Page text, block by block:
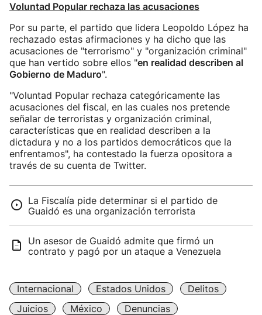
Voluntad Popular rechaza las acusaciones
Por su parte, el partido que lidera Leopoldo López ha
rechazado estas afirmaciones y ha dicho que las
acusaciones de "terrorismo" y "organización criminal"
que han vertido sobre ellos "en realidad describen al
Gobierno de Maduro".
"Voluntad Popular rechaza categóricamente las
acusaciones del fiscal, en las cuales nos pretende
señalar de terroristas y organización criminal,
características que en realidad describen a la
dictadura y no a los partidos democráticos que la
enfrentamos", ha contestado la fuerza opositora a
través de su cuenta de Twitter.
La Fiscalía pide determinar si el partido de
Guaidó es una organización terrorista
Un asesor de Guaidó admite que firmó un
contrato y pagó por un ataque a Venezuela
Internacional Estados Unidos
Delitos
Juicios
México
Denuncias